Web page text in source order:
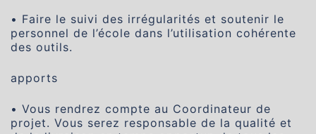
• Faire le suivi des irrégularités et soutenir le
personnel de l’école dans l’utilisation cohérente
des outils.
apports
• Vous rendrez compte au Coordinateur de
projet. Vous serez responsable de la qualité et